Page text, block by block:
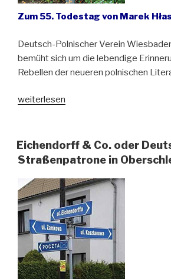
Zum 55. Todestag von Marek
Deutsch-Polnischer Verein
bemüht sich um die lebendige
Rebellen der neueren polnischen
„„Rein,
ohne
Zorn““
weiterlesen
Eichendorff & Co. oder
Straßenpatrone in